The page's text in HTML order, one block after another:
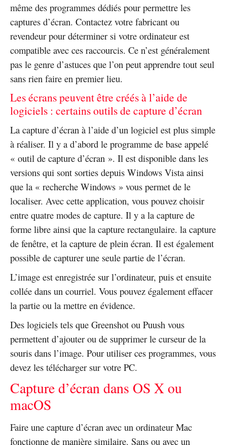
même des programmes dédiés pour permettre les
captures d’écran. Contactez votre fabricant ou
revendeur pour déterminer si votre ordinateur est
compatible avec ces raccourcis. Ce n’est généralement
pas le genre d’astuces que l’on peut apprendre tout seul
sans rien faire en premier lieu.
Les écrans peuvent être créés à l’aide de
logiciels : certains outils de capture d’écran
La capture d’écran à l’aide d’un logiciel est plus simple
à réaliser. Il y a d’abord le programme de base appelé
« outil de capture d’écran ». Il est disponible dans les
versions qui sont sorties depuis Windows Vista ainsi
que la « recherche Windows » vous permet de le
localiser. Avec cette application, vous pouvez choisir
entre quatre modes de capture. Il y a la capture de
forme libre ainsi que la capture rectangulaire. la capture
de fenêtre, et la capture de plein écran. Il est également
possible de capturer une seule partie de l’écran.
L’image est enregistrée sur l’ordinateur, puis et ensuite
collée dans un courriel. Vous pouvez également effacer
la partie ou la mettre en évidence.
Des logiciels tels que Greenshot ou Puush vous
permettent d’ajouter ou de supprimer le curseur de la
souris dans l’image. Pour utiliser ces programmes, vous
devez les télécharger sur votre PC.
Capture d’écran dans OS X ou
macOS
Faire une capture d’écran avec un ordinateur Mac
fonctionne de manière similaire. Sans ou avec un